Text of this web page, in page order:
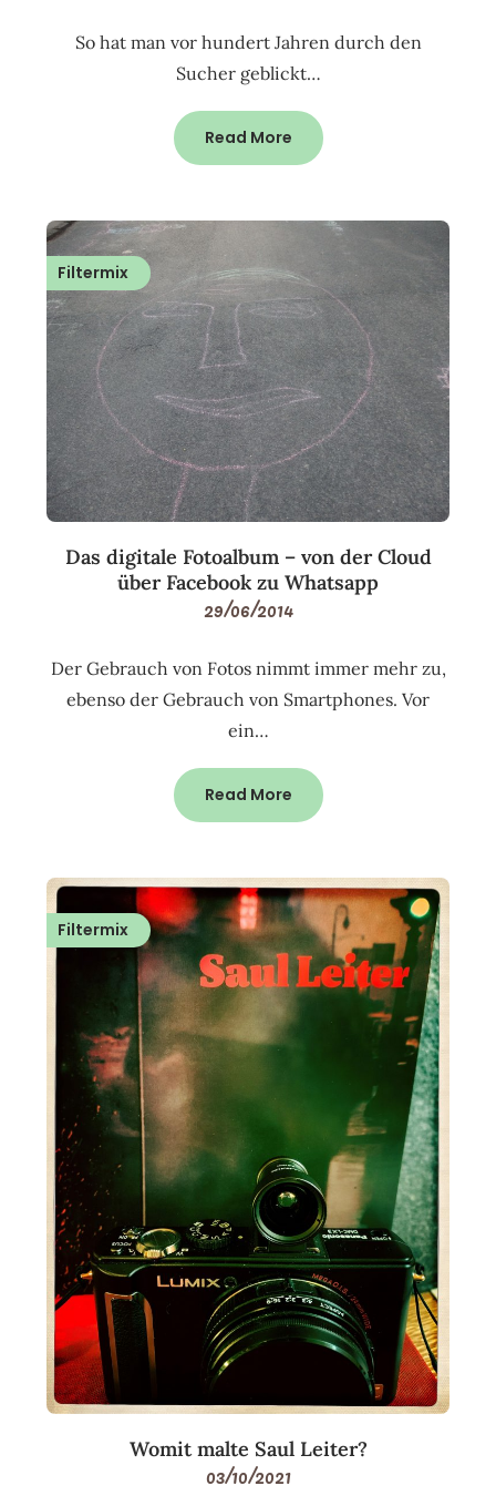
So hat man vor hundert Jahren durch den
Sucher geblickt…
Read More
Filtermix
Das digitale Fotoalbum – von der Cloud
über Facebook zu Whatsapp
29/06/2014
Der Gebrauch von Fotos nimmt immer mehr zu,
ebenso der Gebrauch von Smartphones. Vor
ein…
Read More
Filtermix
Womit malte Saul Leiter?
03/10/2021